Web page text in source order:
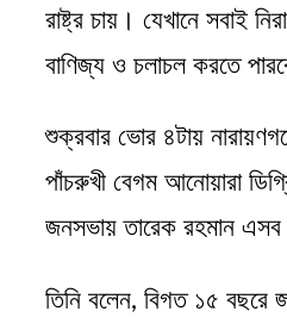
রাষ্ট্র চায়। যেখানে সবাই
বাণিজ্য ও চলাচল করতে
শুক্রবার ভোর ৪টায়
পাঁচরুখী বেগম আনোয়ারা
জনসভায় তারেক রহমান এসব
তিনি বলেন, বিগত ১৫